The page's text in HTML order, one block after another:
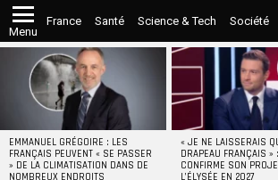
Menu
France Santé Science & Tech Société
STORIES
EMMANUEL GRÉGOIRE : LES
FRANÇAIS PEUVENT « SE PASSER
» DE LA CLIMATISATION DANS DE
NOMBREUX ENDROITS
« JE NE LAISSERAIS
DRAPEAU FRANÇAIS »
CONFIRME SON
L’ÉLYSÉE EN 2027